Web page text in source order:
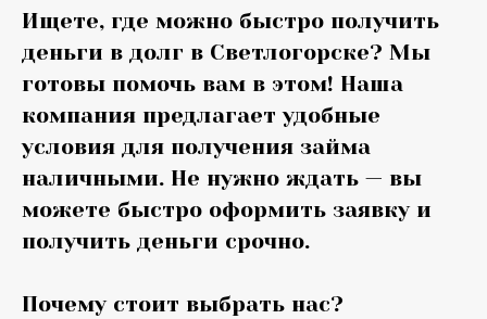
Ищете, где можно быстро получить
деньги в долг в Светлогорске? Мы
готовы помочь вам в этом! Наша
компания предлагает удобные
условия для получения займа
наличными. Не нужно ждать — вы
можете быстро оформить заявку и
получить деньги срочно.
Почему стоит выбрать нас?